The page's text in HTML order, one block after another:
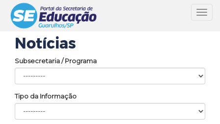
Notícias
Subsecretaria / Programa
Tipo da Informação